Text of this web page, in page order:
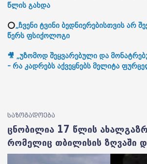
წლის გახდა
⭕„ჩვენი ტვინი ბედნიერებისთვის არ
წერს ფსიქოლოგი
🎥 „უზომოდ შეყვარებული და
- რა კადრებს აქვეყნებს მელიტა
საზოგადოება
ცნობილია 17 წლის
რომელიც თბილისის ზღვაში